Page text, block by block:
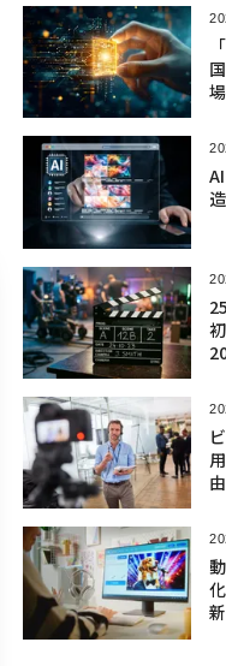
由